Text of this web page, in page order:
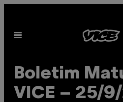
content
Open
Boletim
VICE – 25/